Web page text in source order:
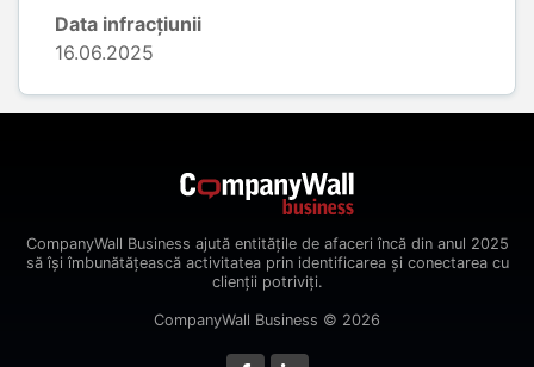
Data infracțiunii
16.06.2025
CompanyWall Business ajută entitățile de afaceri încă din anul 2025
să își îmbunătățească activitatea prin identificarea și conectarea cu
clienții potriviți.
CompanyWall Business © 2026